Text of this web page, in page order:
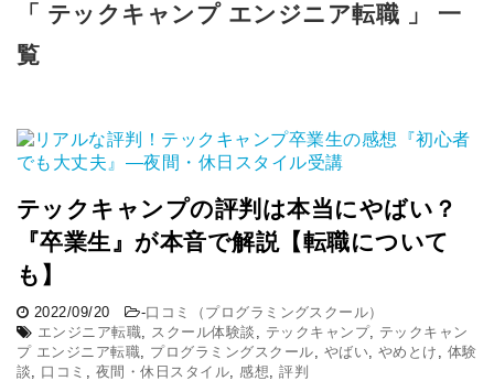
「 テックキャンプ エンジニア転職 」 一
覧
テックキャンプの評判は本当にやばい？
『卒業生』が本音で解説【転職について
も】
2022/09/20 -口コミ（プログラミングスクール）
エンジニア転職, スクール体験談 , テックキャンプ, テックキャン
プ エンジニア転職, プログラミングスクール, やばい, やめとけ , 体験
談, 口コミ , 夜間・休日スタイル, 感想,評判